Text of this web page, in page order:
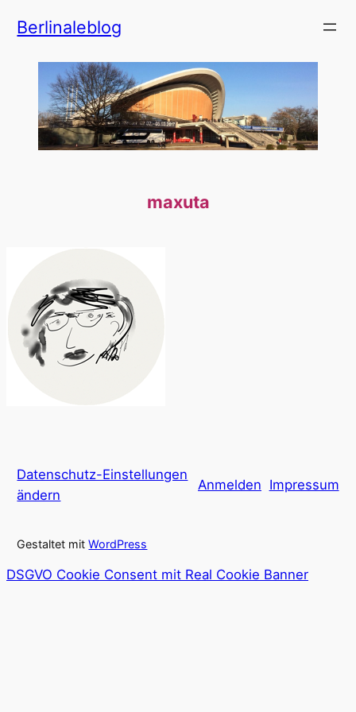
Inhalt
Berlinaleblog
maxuta
Datenschutz-Einstellungen
ändern
Anmelden Impressum
Gestaltet mitWordPress
DSGVO Cookie Consent mit Real Cookie Banner